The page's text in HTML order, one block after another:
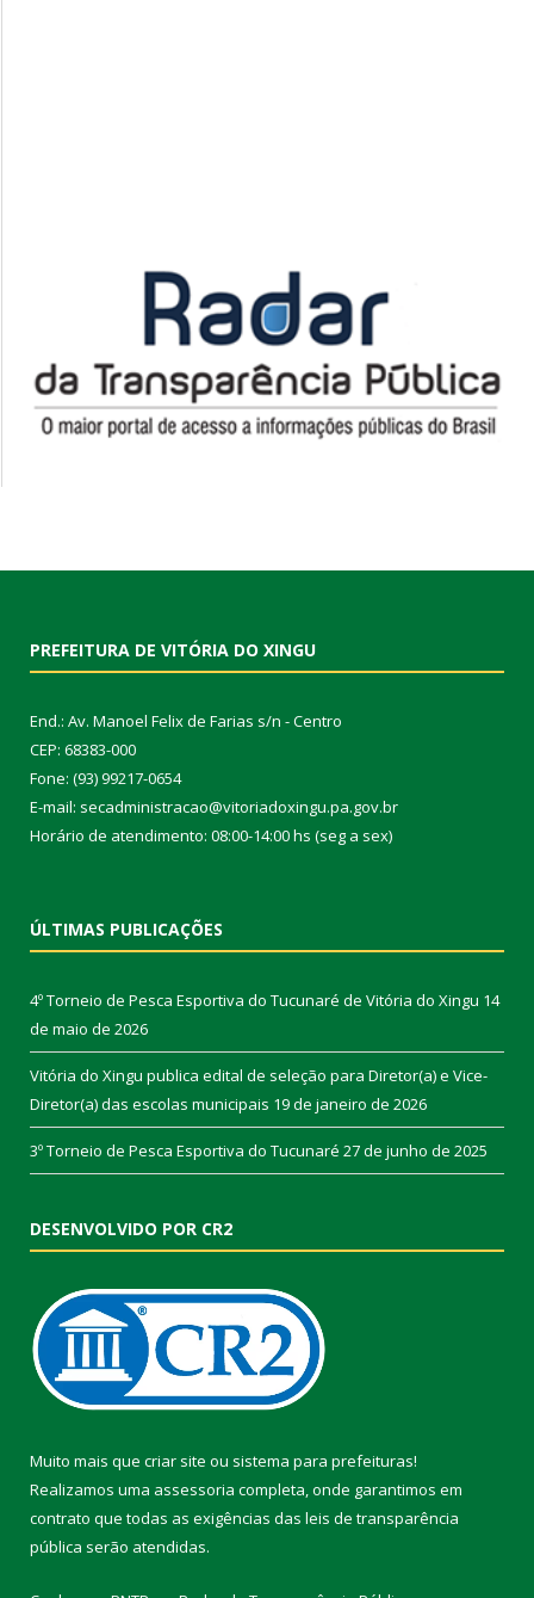
PREFEITURA DE VITÓRIA DO XINGU
End.: Av. Manoel Felix de Farias s/n - Centro
CEP: 68383-000
Fone: (93) 99217-0654
E-mail: secadministracao@vitoriadoxingu.pa.gov.br
Horário de atendimento: 08:00-14:00 hs (seg a sex)
ÚLTIMAS PUBLICAÇÕES
4º Torneio de Pesca Esportiva do Tucunaré de Vitória do Xingu 14
de maio de 2026
Vitória do Xingu publica edital de seleção para Diretor(a) e Vice-
Diretor(a) das escolas municipais 19 de janeiro de 2026
3º Torneio de Pesca Esportiva do Tucunaré 27 de junho de 2025
DESENVOLVIDO POR CR2
Muito mais que criar site ou sistema para prefeituras!
Realizamos uma assessoria completa, onde garantimos em
contrato que todas as exigências das leis de transparência
pública serão atendidas.